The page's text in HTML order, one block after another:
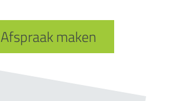
Afspraak maken